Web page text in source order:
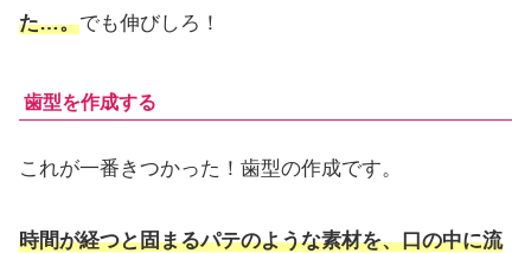
た…。でも伸びしろ！
歯型を作成する
これが一番きつかった！歯型の作成です。
時間が経つと固まるパテのような素材を、口の中に流